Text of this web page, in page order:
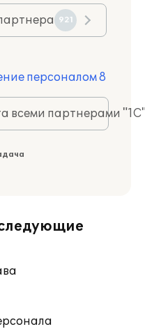
921
персоналом 8
всеми партнерами